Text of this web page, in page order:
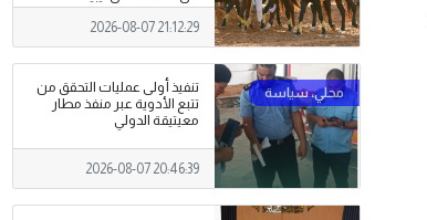
2026-08-07 21:12:29
تنفيذ أولى عمليات التحقق من
تتبع الأدوية عبر منفذ مطار
معيتيقة الدولي
2026-08-07 20:46:39